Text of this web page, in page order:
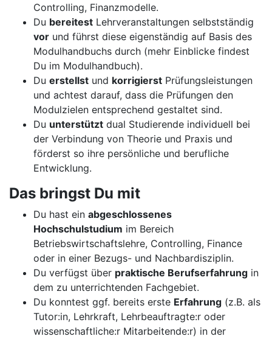
Controlling, Finanzmodelle.
Du bereitest Lehrveranstaltungen selbstständig
vor und führst diese eigenständig auf Basis des
Modulhandbuchs durch (mehr Einblicke findest
Du im Modulhandbuch).
Du erstellst und korrigierst Prüfungsleistungen
und achtest darauf, dass die Prüfungen den
Modulzielen entsprechend gestaltet sind.
Du unterstützt dual Studierende individuell bei
der Verbindung von Theorie und Praxis und
förderst so ihre persönliche und berufliche
Entwicklung.
Das bringst Du mit
Du hast ein abgeschlossenes
Hochschulstudium im Bereich
Betriebswirtschaftslehre, Controlling, Finance
oder in einer Bezugs- und Nachbardisziplin.
Du verfügst über praktische Berufserfahrung in
dem zu unterrichtenden Fachgebiet.
Du konntest ggf. bereits erste Erfahrung (z.B. als
Tutor:in, Lehrkraft, Lehrbeauftragte:r oder
wissenschaftliche:r Mitarbeitende:r) in der